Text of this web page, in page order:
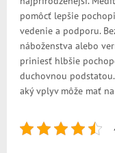
pomôcť lepšie
vedenie a podporu.
náboženstva alebo
priniesť hlbšie
duchovnou
aký vplyv môže mať